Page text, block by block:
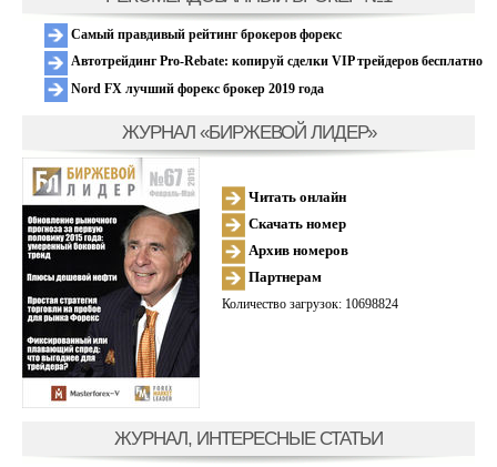
Самый правдивый рейтинг брокеров форекс
Автотрейдинг Pro-Rebate: копируй сделки VIP трейдеров бесплатно
Nord FX лучший форекс брокер 2019 года
ЖУРНАЛ «БИРЖЕВОЙ ЛИДЕР»
Читать онлайн
Скачать номер
Архив номеров
Партнерам
Количество загрузок: 10698824
ЖУРНАЛ, ИНТЕРЕСНЫЕ СТАТЬИ